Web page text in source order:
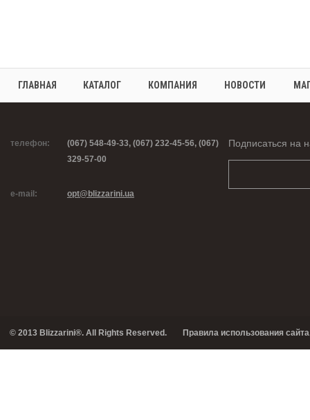
ГЛАВНАЯ КАТАЛОГ КОМПАНИЯ НОВОСТИ
телефон:
(067) 548-49-33, (067) 232-45-56, (067)
329-57-00
e-mail: opt@blizzarini.ua
Подписаться на
© 2013 Blizzarini®. All Rights Reserved. Правила использования сайта